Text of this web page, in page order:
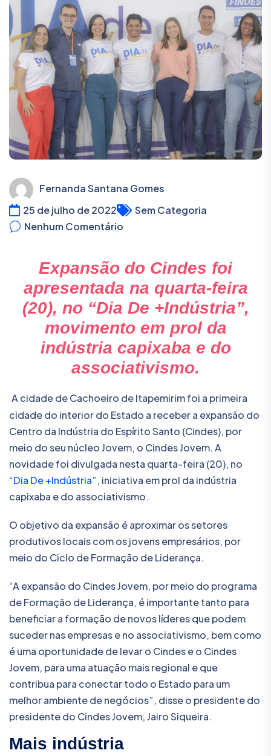
Fernanda Santana Gomes
25 de julho de 2022
Sem Categoria
Nenhum Comentário
Expansão do Cindes foi
apresentada na quarta-feira
(20), no “Dia De +Indústria”,
movimento em prol da
indústria capixaba e do
associativismo.
A cidade de Cachoeiro de Itapemirim foi a primeira
cidade do interior do Estado a receber a expansão do
Centro da Indústria do Espírito Santo (Cindes), por
meio do seu núcleo Jovem, o Cindes Jovem. A
novidade foi divulgada nesta quarta-feira (20), no
“Dia De +Indústria”, iniciativa em prol da indústria
capixaba e do associativismo.
O objetivo da expansão é aproximar os setores
produtivos locais com os jovens empresários, por
meio do Ciclo de Formação de Liderança.
“A expansão do Cindes Jovem, por meio do programa
de Formação de Liderança, é importante tanto para
beneficiar a formação de novos líderes que podem
suceder nas empresas e no associativismo, bem como
é uma oportunidade de levar o Cindes e o Cindes
Jovem, para uma atuação mais regional e que
contribua para conectar todo o Estado para um
melhor ambiente de negócios”, disse o presidente do
presidente do Cindes Jovem, Jairo Siqueira.
Mais indústria